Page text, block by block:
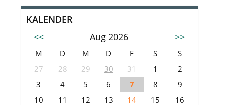
KALENDER
<<
Aug 2026 >>
M D M D F S
S
27
28 29 30 31 1
2
3
4 5 6 7 8
9
10
11 12 13 14 15
16